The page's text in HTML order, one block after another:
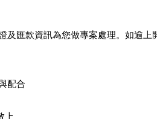
及匯款資訊為您做專案處理。如逾
配合
上